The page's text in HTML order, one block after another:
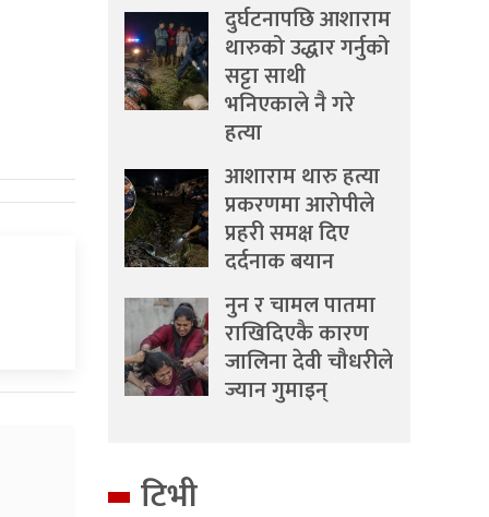
दुर्घटनापछि आशाराम
थारुको उद्धार गर्नुको
सट्टा साथी
भनिएकाले नै गरे
हत्या
आशाराम थारु हत्या
प्रकरणमा आरोपीले
प्रहरी समक्ष दिए
दर्दनाक बयान
नुन र चामल पातमा
राखिदिएकै कारण
जालिना देवी चौधरीले
ज्यान गुमाइन्
टिभी